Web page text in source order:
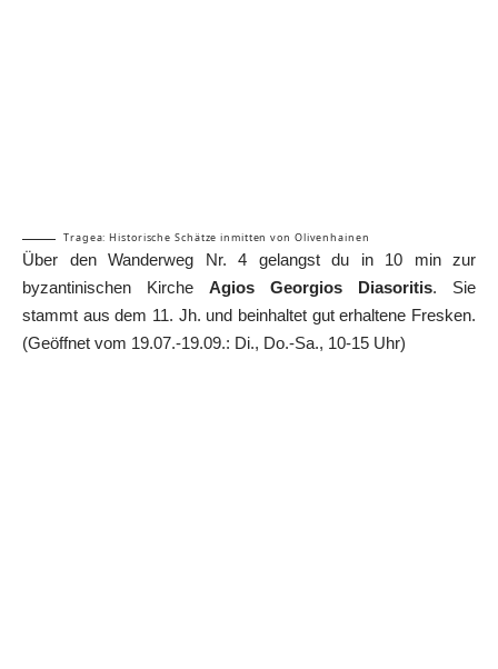
Tragea: Historische Schätze inmitten von Olivenhainen
Über den Wanderweg Nr. 4 gelangst du in 10 min zur
byzantinischen Kirche Agios Georgios Diasoritis. Sie
stammt aus dem 11. Jh. und beinhaltet gut erhaltene Fresken.
(Geöffnet vom 19.07.-19.09.: Di., Do.-Sa., 10-15 Uhr)